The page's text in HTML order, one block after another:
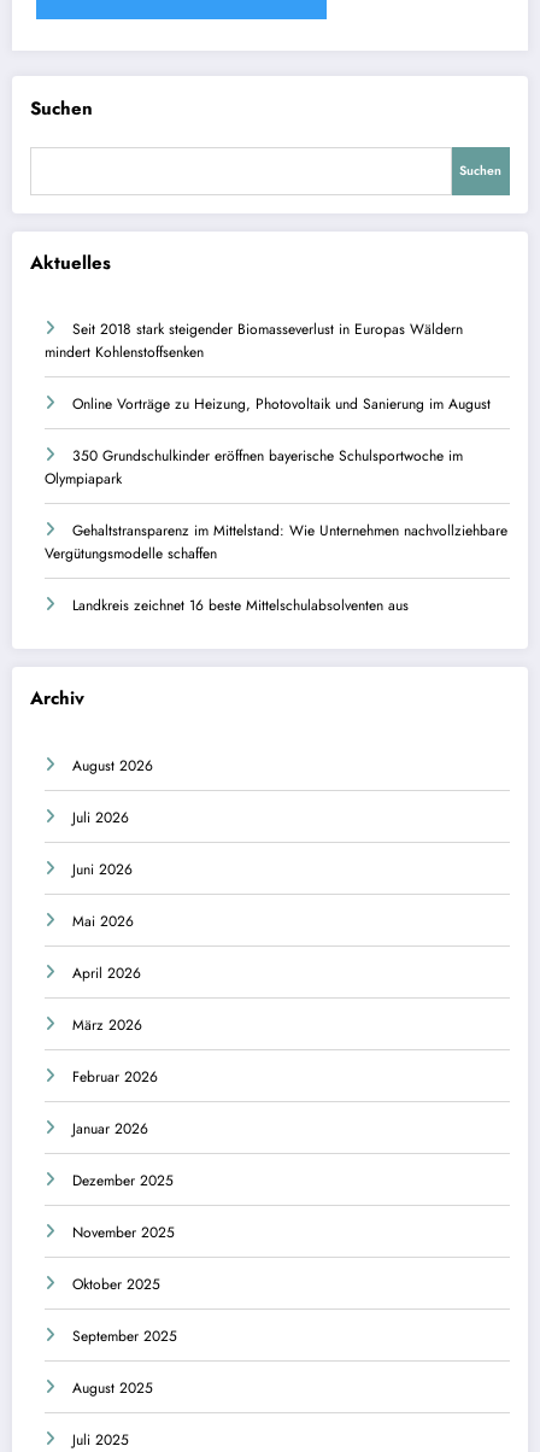
Suchen
Suchen
Aktuelles
Seit 2018 stark steigender Biomasseverlust in Europas Wäldern
mindert Kohlenstoffsenken
Online Vorträge zu Heizung, Photovoltaik und Sanierung im August
350 Grundschulkinder eröffnen bayerische Schulsportwoche im
Olympiapark
Gehaltstransparenz im Mittelstand: Wie Unternehmen nachvollziehbare
Vergütungsmodelle schaffen
Landkreis zeichnet 16 beste Mittelschulabsolventen aus
Archiv
August 2026
Juli 2026
Juni 2026
Mai 2026
April 2026
März 2026
Februar 2026
Januar 2026
Dezember 2025
November 2025
Oktober 2025
September 2025
August 2025
Juli 2025